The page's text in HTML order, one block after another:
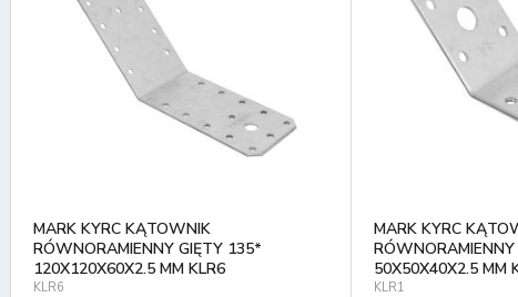
MARK KYRC KĄTOWNIK
RÓWNORAMIENNY GIĘTY 135*
120X120X60X2.5 MM KLR6
KLR6
MARK KYRC
50X50X40X2.5 MM
KLR1